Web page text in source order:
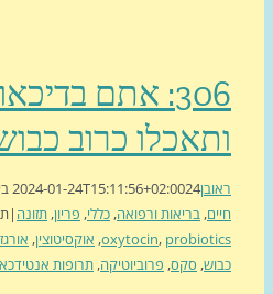
306: אתם
כרוב כבוש
2024-01-24T15:11:56+02:00
בריאות ורפואה,כללי,פריון ,תזונה|תגיות:,
oxytocin,
,אוקסיטוצין,אורגזמה, דכאון
סקס,פרוביוטיקה,תרופות אנטידכאוניות|0 תגובות